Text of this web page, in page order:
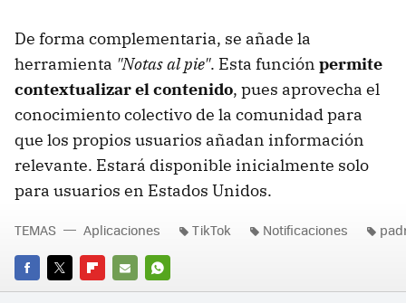
De forma complementaria, se añade la
herramienta "Notas al pie". Esta función permite
contextualizar el contenido, pues aprovecha el
conocimiento colectivo de la comunidad para
que los propios usuarios añadan información
relevante. Estará disponible inicialmente solo
para usuarios en Estados Unidos.
FACEBOOK
TWITTERFLIPBOARD
E-
WHATSAPP
TEMAS Aplicaciones TikTok Notificaciones